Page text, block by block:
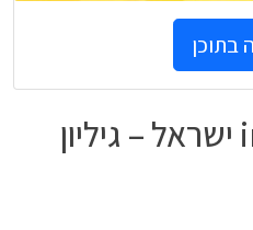
בתוכן
internet WORLD ישראל – גיליון